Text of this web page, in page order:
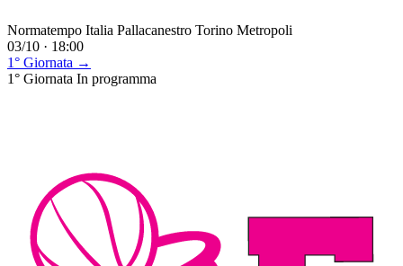
Normatempo Italia Pallacanestro Torino Metropoli
03/10 · 18:00
1° Giornata →
1° Giornata In programma